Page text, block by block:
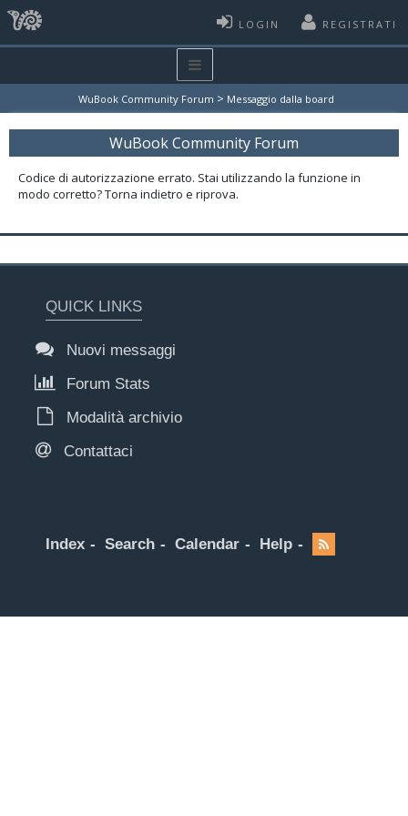
LOGIN REGISTRATI
WuBook Community Forum > Messaggio dalla board
WuBook Community Forum
Codice di autorizzazione errato. Stai utilizzando la funzione in
modo corretto? Torna indietro e riprova.
QUICK LINKS
Nuovi messaggi
Forum Stats
Modalità archivio
Contattaci
Index Search Calendar Help